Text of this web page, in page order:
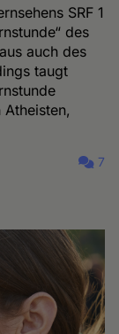
SRF 1
des
auch des
taugt
7